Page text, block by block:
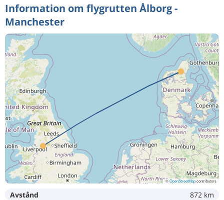
Information om flygrutten Ålborg -
Manchester
©OpenStreetMapcontributors
Avstånd 872 km